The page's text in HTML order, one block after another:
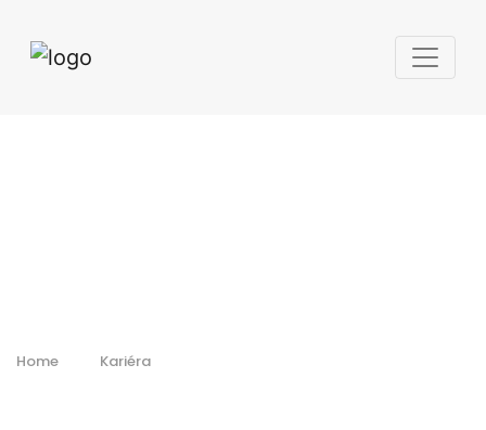
Home Kariéra